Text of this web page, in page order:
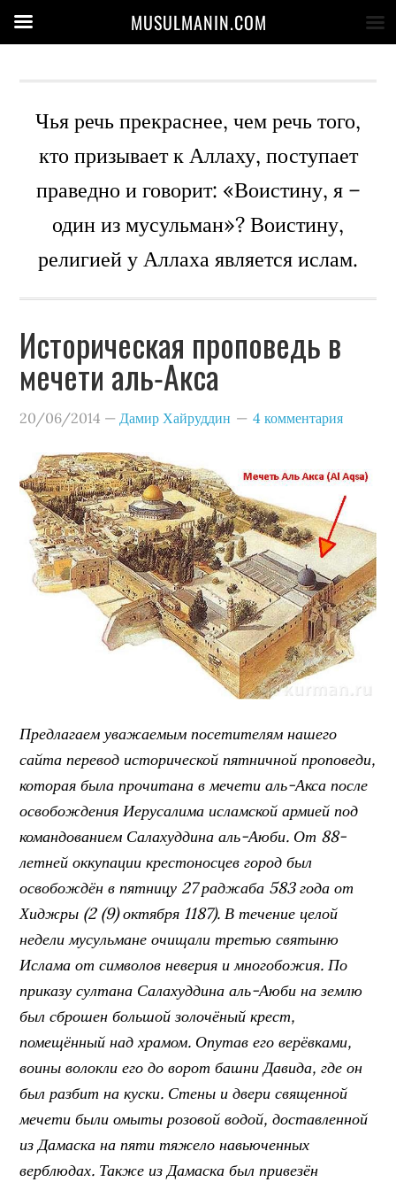
Чья речь прекраснее, чем речь того,
кто призывает к Аллаху, поступает
праведно и говорит: «Воистину, я –
один из мусульман»? Воистину,
религией у Аллаха является ислам.
Историческая проповедь в
мечети аль-Акса
20/06/2014 —Дамир Хайруддин 4 комментария
Предлагаем уважаемым посетителям нашего
сайта перевод исторической пятничной проповеди,
которая была прочитана в мечети аль-Акса после
освобождения Иерусалима исламской армией под
командованием Салахуддина аль-Аюби. От 88-
летней оккупации крестоносцев город был
освобождён в пятницу 27 раджаба 583 года от
Хиджры (2 (9) октября 1187). В течение целой
недели мусульмане очищали третью святыню
Ислама от символов неверия и многобожия. По
приказу султана Салахуддина аль-Аюби на землю
был сброшен большой золочёный крест,
помещённый над храмом. Опутав его верёвками,
воины волокли его до ворот башни Давида, где он
был разбит на куски. Стены и двери священной
мечети были омыты розовой водой, доставленной
из Дамаска на пяти тяжело навьюченных
верблюдах. Также из Дамаска был привезён
MUSULMANIN.COM